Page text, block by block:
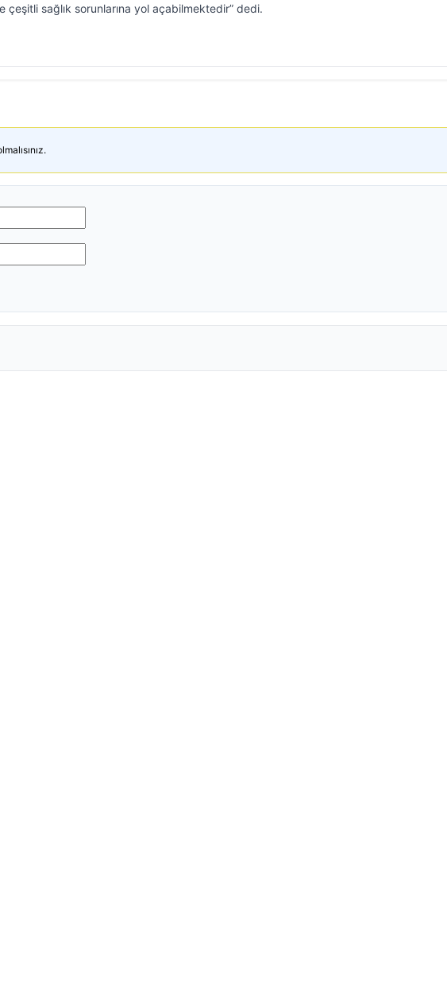
çeşitli sağlık sorunlarına yol açabilmektedir” dedi.